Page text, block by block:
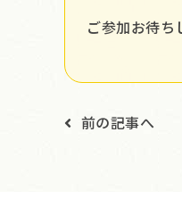
ご参加お待ち
前の記事へ